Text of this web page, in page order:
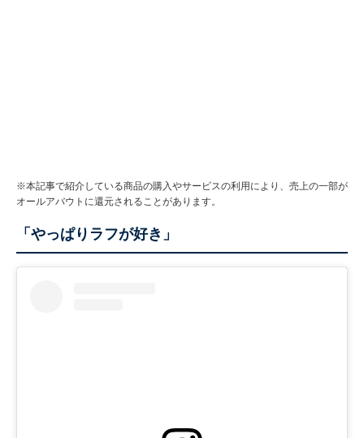
※本記事で紹介している商品の購入やサービスの利用により、売上の一部が
オールアバウトに還元されることがあります。
「やっぱりラフが好き」